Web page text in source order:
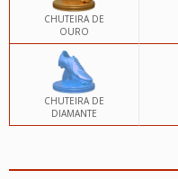
CHUTEIRA DE
OURO
CHUTEIRA DE
DIAMANTE